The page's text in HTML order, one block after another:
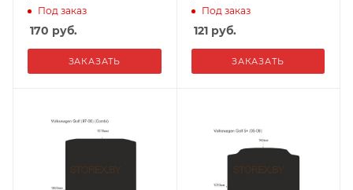
Под заказ
170 руб.
ЗАКАЗАТЬ
Под заказ
121руб.
ЗАКАЗАТЬ